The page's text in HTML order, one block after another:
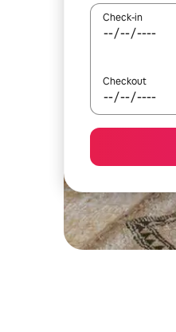
Check-in
Checkout